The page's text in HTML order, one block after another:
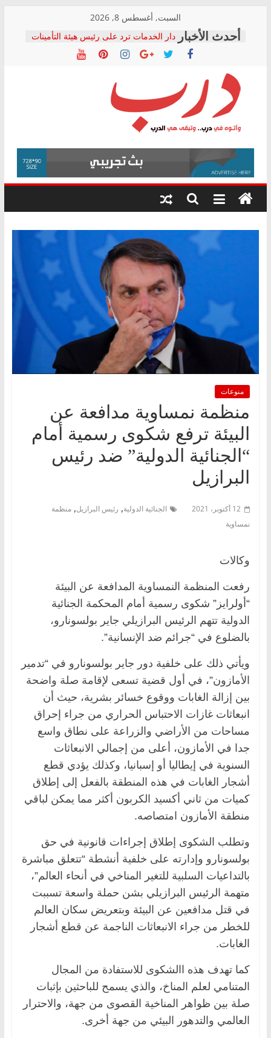
content
السبت, أغسطس 8, 2026
دار الخدمات ترد على رئيس هيئة التأمينات
بعد مؤتمره الصحفي: إنكار الأزمة لا ينهي
معاناة أصحاب المعاشات.. ونطالب بكشف
فرحات سليمان يكتب: القطاع الصحي إلى
أين؟
حزب التحالف الشعبي يطلق لجنة “الحق
في الصحة” بالإسكندرية لرصد الانتهاكات
ودعم المرضى
الوزاري لمدينة الصحفيين.. وانتهاء أعمال
إنشاء المبنى الإداري
المجلس القومي لحقوق الإنسان يعلن
متابعة قضية الدكتور محمد زهران.. ويؤكد:
قرينة البراءة وضمانات المحاكمة العادلة
درب
وأتوه
درب..
وتبقى
هي
منوعات
منظمة نمساوية مدافعة عن
البيئة ترفع شكوى رسمية أمام
“الجنائية الدولية” ضد رئيس
البرازيل
12 أكتوبر، 2021 الجنائية الدولية, رئيس البرازيل, منظمة
نمساوية
وكالات
رفعت المنظمة النمساوية المدافعة عن البيئة
“أولرايز” شكوى رسمية أمام المحكمة الجنائية
الدولية تتهم الرئيس البرازيلي جاير بولسونارو،
بالضلوع في “جرائم ضد الإنسانية”.
ويأتي ذلك على خلفية دور جاير بولسونارو في “تدمير
الأمازون”، في أول قضية تسعى لإقامة صلة واضحة
بين إزالة الغابات ووقوع خسائر بشرية، حيث أن
انبعاثات غازات الاحتباس الحراري من جراء إحراق
مساحات من الأراضي والزراعة على نطاق واسع
جدا في الأمازون، أعلى من إجمالي الانبعاثات
السنوية في إيطاليا أو إسبانيا، وكذلك يؤدي قطع
أشجار الغابات في هذه المنطقة بالفعل إلى إطلاق
كميات من ثاني أكسيد الكربون أكثر مما يمكن لباقي
منطقة الأمازون امتصاصه.
وتطلب الشكوى إطلاق إجراءات قانونية في حق
بولسونارو وإدارته على خلفية أنشطة “تتعلق مباشرة
بالتداعيات السلبية للتغير المناخي في أنحاء العالم”،
متهمة الرئيس البرازيلي بشن حملة واسعة تسببت
في قتل مدافعين عن البيئة وبتعريض سكان العالم
للخطر من جراء الانبعاثات الناجمة عن قطع أشجار
الغابات.
كما تهدف هذه االشكوى للاستفادة من المجال
المتنامي لعلم المناخ، والذي يسمح للباحثين بإثبات
صلة بين ظواهر المناخية القصوى من جهة، والاحترار
العالمي والتدهور البيئي من جهة أخرى.